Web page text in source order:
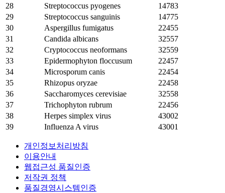
28
Streptococcus pyogenes
14783
29
Streptococcus sanguinis
14775
30
Aspergillus fumigatus
22455
31
Candida albicans
32557
32
Cryptococcus neoformans
32559
33
Epidermophyton floccusum
22457
34
Microsporum canis
22454
35
Rhizopus oryzae
22458
36
Saccharomyces cerevisiae
32558
37
Trichophyton rubrum
22456
38
Herpes simplex virus
43002
39
Influenza A virus 43001
개인정보처리방침
이용안내
웹접근성 품질인증
저작권 정책
품질경영시스템인증